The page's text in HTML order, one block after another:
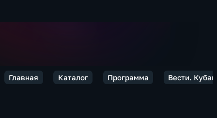
Главная Каталог Программа Вести.